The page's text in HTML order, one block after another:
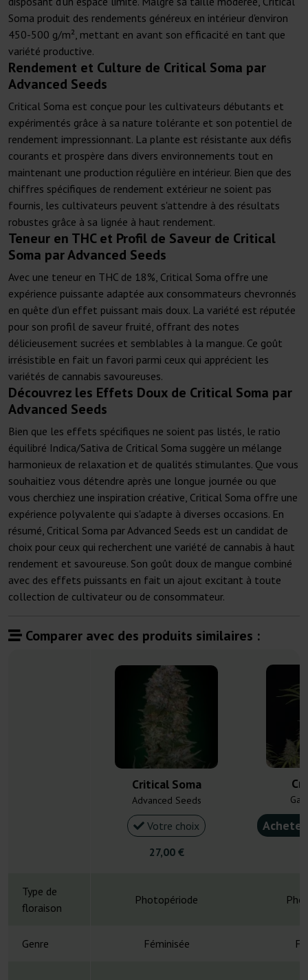
Soma produit des rendements généreux en intérieur d'environ
450-500 g/m², mettant en avant son efficacité en tant que
variété productive.
Rendement et Culture de Critical Soma par
Advanced Seeds
Critical Soma est conçue pour les cultivateurs débutants et
expérimentés grâce à sa nature tolérante et son potentiel de
rendement impressionnant. La plante est résistante aux défis
courants et prospère dans divers environnements tout en
maintenant une production régulière en intérieur. Bien que des
chiffres spécifiques de rendement extérieur ne soient pas
fournis, les cultivateurs peuvent s'attendre à des résultats
robustes grâce à sa lignée à haut rendement.
Teneur en THC et Profil de Saveur de Critical
Soma par Advanced Seeds
Avec une teneur en THC de 18%, Critical Soma offre une
expérience puissante adaptée aux consommateurs chevronnés
en quête d'un effet puissant mais doux. La variété est réputée
pour son profil de saveur fruité, offrant des notes
délicieusement sucrées et semblables à la mangue. Ce goût
irrésistible en fait un favori parmi ceux qui apprécient les
variétés de cannabis savoureuses.
Découvrez les Effets Doux de Critical Soma par
Advanced Seeds
Bien que les effets spécifiques ne soient pas listés, le ratio
équilibré Indica/Sativa de Critical Soma suggère un mélange
harmonieux de relaxation et de qualités stimulantes. Que vous
souhaitiez vous détendre après une longue journée ou que
vous cherchiez une inspiration créative, Critical Soma offre une
expérience polyvalente qui s'adapte à diverses occasions. En
résumé, Critical Soma par Advanced Seeds est un candidat de
choix pour ceux qui recherchent une variété de cannabis à haut
rendement et savoureuse. Son goût doux de mangue combiné
avec des effets puissants en fait un ajout excitant à toute
collection de cultivateur ou de consommateur.
Comparer avec des produits similaires :
Critical Soma
Advanced Seeds
Votre choix
27,00 €
Type de
floraison
Photopériode
Genre Féminisée